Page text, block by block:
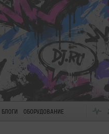
БЛОГИ ОБОРУДОВАНИЕ